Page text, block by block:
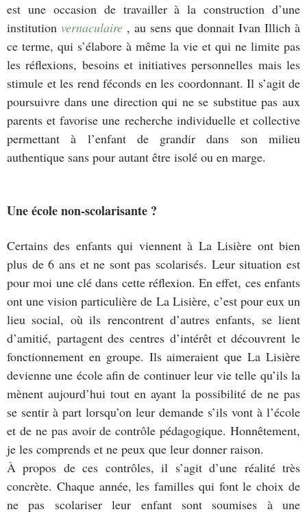
est une occasion de travailler à la construction d’une
institution vernaculaire , au sens que donnait Ivan Illich à
ce terme, qui s’élabore à même la vie et qui ne limite pas
les réflexions, besoins et initiatives personnelles mais les
stimule et les rend féconds en les coordonnant. Il s’agit de
poursuivre dans une direction qui ne se substitue pas aux
parents et favorise une recherche individuelle et collective
permettant à l’enfant de grandir dans son milieu
authentique sans pour autant être isolé ou en marge.
Une école non-scolarisante ?
Certains des enfants qui viennent à La Lisière ont bien
plus de 6 ans et ne sont pas scolarisés. Leur situation est
pour moi une clé dans cette réflexion. En effet, ces enfants
ont une vision particulière de La Lisière, c’est pour eux un
lieu social, où ils rencontrent d’autres enfants, se lient
d’amitié, partagent des centres d’intérêt et découvrent le
fonctionnement en groupe. Ils aimeraient que La Lisière
devienne une école afin de continuer leur vie telle qu’ils la
mènent aujourd’hui tout en ayant la possibilité de ne pas
se sentir à part lorsqu’on leur demande s’ils vont à l’école
et de ne pas avoir de contrôle pédagogique. Honnêtement,
je les comprends et ne peux que leur donner raison.
À propos de ces contrôles, il s’agit d’une réalité très
concrète. Chaque année, les familles qui font le choix de
ne pas scolariser leur enfant sont soumises à une